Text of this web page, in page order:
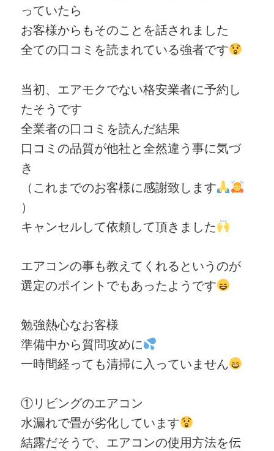
っていたら
お客様からもそのことを話されました
全ての口コミを読まれている強者です
当初、エアモクでない格安業者に予約し
たそうです
全業者の口コミを読んだ結果
口コミの品質が他社と全然違う事に気づ
き
（これまでのお客様に感謝致します
）
キャンセルして依頼して頂きました
エアコンの事も教えてくれるというのが
選定のポイントでもあったようです
勉強熱心なお客様
準備中から質問攻めに
一時間経っても清掃に入っていません
①リビングのエアコン
水漏れで畳が劣化しています
結露だそうで、エアコンの使用方法を伝